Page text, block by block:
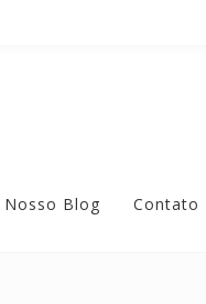
Nosso Blog Contato